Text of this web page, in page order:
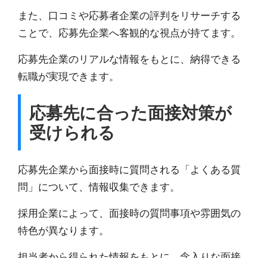
また、口コミや応募者企業の評判をリサーチする
ことで、応募先企業へ客観的な視点が持てます。
応募先企業のリアルな情報をもとに、納得できる
転職が実現できます。
応募先に合った面接対策が
受けられる
応募先企業から面接時に質問される「よくある質
問」について、情報収集できます。
採用企業によって、面接時の質問事項や雰囲気の
特色が異なります。